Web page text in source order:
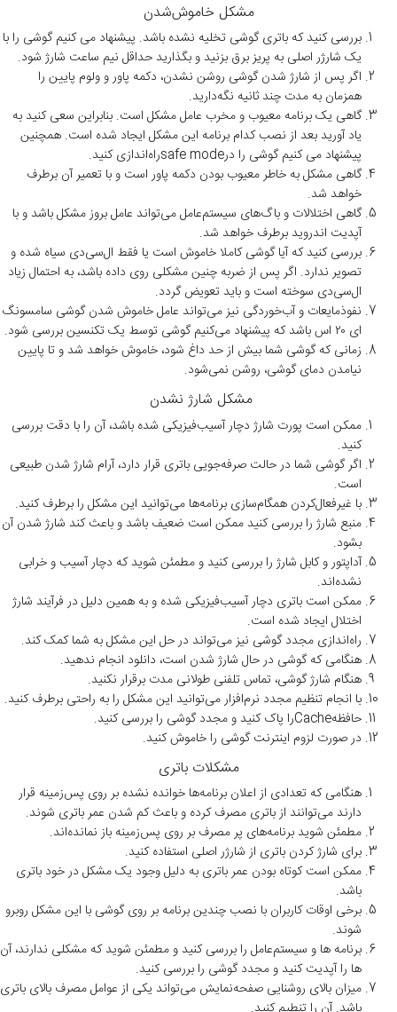
مشکل خاموش‌شدن
بررسی کنید که باتری گوشی تخلیه نشده باشد. پیشنهاد می کنیم گوشی را با
یک شارژر اصلی به پریز برق بزنید و بگذارید حداقل نیم ساعت شارژ شود.
اگر پس از شارژ شدن گوشی روشن نشدن، دکمه پاور و ولوم پایین را
همزمان به مدت چند ثانیه نگه‌دارید.
گاهی یک برنامه معیوب و مخرب عامل مشکل است. بنابراین سعی کنید به
یاد آورید بعد از نصب کدام برنامه این مشکل ایجاد شده است. همچنین
پیشنهاد می کنیم گوشی را درsafe modeراه‌اندازی کنید.
گاهی مشکل به خاطر معیوب بودن دکمه پاور است و با تعمیر آن برطرف
خواهد شد.
گاهی اختلالات و باگ‌های سیستم‌عامل می‌تواند عامل بروز مشکل باشد و با
آپدیت اندروید برطرف خواهد شد.
بررسی کنید که آیا گوشی کاملا خاموش است یا فقط ال‌سی‌دی سیاه شده و
تصویر ندارد. اگر پس از ضربه چنین مشکلی روی داده باشد، به احتمال زیاد
ال‌سی‌دی سوخته است و باید تعویض گردد.
نفوذمایعات و آب‌خوردگی نیز می‌تواند عامل خاموش شدن گوشی سامسونگ
ای ۲۰ اس باشد که پیشنهاد می‌کنیم گوشی توسط یک تکنسین بررسی شود.
زمانی که گوشی شما بیش از حد داغ شود، خاموش خواهد شد و تا پایین
نیامدن دمای گوشی، روشن نمی‌شود.
مشکل شارژ نشدن
ممکن است پورت شارژ دچار آسیب‌فیزیکی شده باشد، آن را با دقت بررسی
کنید.
اگر گوشی شما در حالت صرفه‌جویی باتری قرار دارد، آرام شارژ شدن طبیعی
است.
با غیرفعال‌کردن همگام‌سازی برنامه‌ها می‌توانید این مشکل را برطرف کنید.
منبع شارژ را بررسی کنید ممکن است ضعیف باشد و باعث کند شارژ شدن آن
بشود.
آداپتور و کابل شارژ را بررسی کنید و مطمئن شوید که دچار آسیب و خرابی
نشده‌اند.
ممکن است باتری دچار آسیب‌فیزیکی شده و به همین دلیل در فرآیند شارژ
اختلال ایجاد شده است.
راه‌اندازی مجدد گوشی نیز می‌تواند در حل این مشکل به شما کمک کند.
هنگامی که گوشی در حال شارژ شدن است، دانلود انجام ندهید.
هنگام شارژ گوشی، تماس تلفنی طولانی مدت برقرار نکنید.
با انجام تنظیم مجدد نرم‌افزار می‌توانید این مشکل را به راحتی برطرف کنید.
حافظهCacheرا پاک کنید و مجدد گوشی را بررسی کنید.
در صورت لزوم اینترنت گوشی را خاموش کنید.
مشکلات باتری
هنگامی که تعدادی از اعلان برنامه‌ها خوانده نشده بر روی پس‌زمینه قرار
دارند می‌توانند از باتری مصرف کرده و باعث کم شدن عمر باتری شوند.
مطمئن شوید برنامه‌های پر مصرف بر روی پس‌زمینه باز نمانده‌اند.
برای شارژ کردن باتری از شارژر اصلی استفاده کنید.
ممکن است کوتاه بودن عمر باتری به دلیل وجود یک مشکل در خود باتری
باشد.
برخی اوقات کاربران با نصب چندین برنامه بر روی گوشی با این مشکل روبرو
شوند.
برنامه ها و سیستم‌عامل را بررسی کنید و مطمئن شوید که مشکلی ندارند، آن
ها را آپدیت کنید و مجدد گوشی را بررسی کنید.
میزان بالای روشنایی صفحه‌نمایش می‌تواند یکی از عوامل مصرف بالای باتری